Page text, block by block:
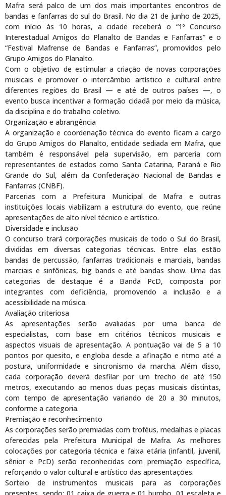
Mafra será palco de um dos mais importantes encontros de
bandas e fanfarras do sul do Brasil. No dia 21 de junho de 2025,
com início às 10 horas, a cidade receberá o “1º Concurso
Interestadual Amigos do Planalto de Bandas e Fanfarras” e o
“Festival Mafrense de Bandas e Fanfarras”, promovidos pelo
Grupo Amigos do Planalto.
Com o objetivo de estimular a criação de novas corporações
musicais e promover o intercâmbio artístico e cultural entre
diferentes regiões do Brasil — e até de outros países —, o
evento busca incentivar a formação cidadã por meio da música,
da disciplina e do trabalho coletivo.
Organização e abrangência
A organização e coordenação técnica do evento ficam a cargo
do Grupo Amigos do Planalto, entidade sediada em Mafra, que
também é responsável pela supervisão, em parceria com
representantes de estados como Santa Catarina, Paraná e Rio
Grande do Sul, além da Confederação Nacional de Bandas e
Fanfarras (CNBF).
Parcerias com a Prefeitura Municipal de Mafra e outras
instituições locais viabilizam a estrutura do evento, que reúne
apresentações de alto nível técnico e artístico.
Diversidade e inclusão
O concurso trará corporações musicais de todo o Sul do Brasil,
divididas em diversas categorias técnicas. Entre elas estão
bandas de percussão, fanfarras tradicionais e marciais, bandas
marciais e sinfônicas, big bands e até bandas show. Uma das
categorias de destaque é a Banda PcD, composta por
integrantes com deficiência, promovendo a inclusão e a
acessibilidade na música.
Avaliação criteriosa
As apresentações serão avaliadas por uma banca de
especialistas, com base em critérios técnicos musicais e
aspectos visuais de apresentação. A pontuação vai de 5 a 10
pontos por quesito, e engloba desde a afinação e ritmo até a
postura, uniformidade e sincronismo da marcha. Além disso,
cada corporação deverá desfilar por um trecho de até 150
metros, executando ao menos duas peças musicais distintas,
com tempo de apresentação variando de 20 a 30 minutos,
conforme a categoria.
Premiação e reconhecimento
As corporações serão premiadas com troféus, medalhas e placas
oferecidas pela Prefeitura Municipal de Mafra. As melhores
colocações por categoria técnica e faixa etária (infantil, juvenil,
sênior e PcD) serão reconhecidas com premiação específica,
reforçando o valor cultural e artístico das apresentações.
Sorteio de instrumentos musicais para as corporações